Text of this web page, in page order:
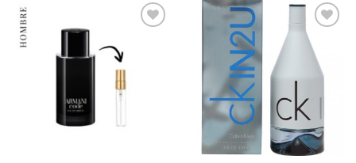
A LA
LISTA
DESEOS
AÑADIR
A LA
LISTA